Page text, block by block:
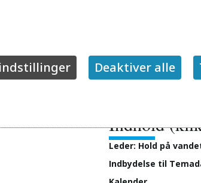
Indhold
Leder: Hold på
Indbydelse til
Deaktiver alle